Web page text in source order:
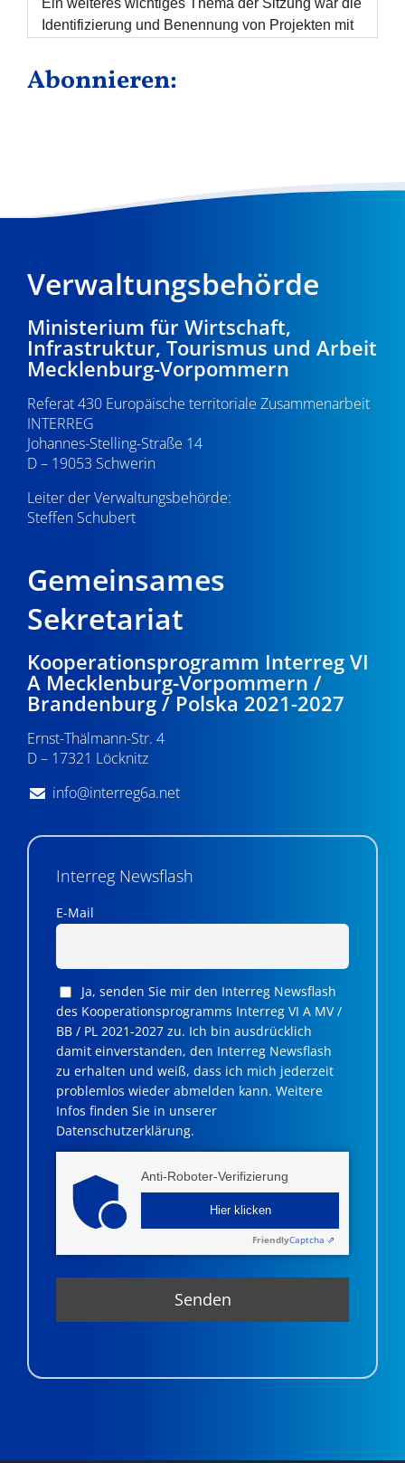
Abonnieren:
Verwaltungsbehörde
Ministerium für Wirtschaft,
Infrastruktur, Tourismus und Arbeit
Mecklenburg-Vorpommern
Referat 430 Europäische territoriale Zusammenarbeit
INTERREG
Johannes-Stelling-Straße 14
D – 19053 Schwerin
Leiter der Verwaltungsbehörde:
Steffen Schubert
Gemeinsames
Sekretariat
Kooperationsprogramm Interreg VI
A Mecklenburg-Vorpommern /
Brandenburg / Polska 2021-2027
Ernst-Thälmann-Str. 4
D – 17321 Löcknitz
info@interreg6a.net
Interreg Newsflash
E-Mail
Ja, senden Sie mir den Interreg Newsflash
des Kooperationsprogramms Interreg VI A MV /
BB / PL 2021-2027 zu. Ich bin ausdrücklich
damit einverstanden, den Interreg Newsflash
zu erhalten und weiß, dass ich mich jederzeit
problemlos wieder abmelden kann. Weitere
Infos finden Sie in unserer
Datenschutzerklärung.
Anti-Roboter-Verifizierung
Hier klicken
FriendlyCaptcha ⇗